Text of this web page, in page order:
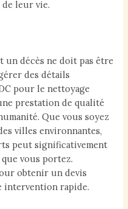
leur vie.
décès ne doit pas être
des détails
pour le nettoyage
prestation de qualité
Que vous soyez
villes environnantes,
peut significativement
vous portez.
obtenir un devis
intervention rapide.